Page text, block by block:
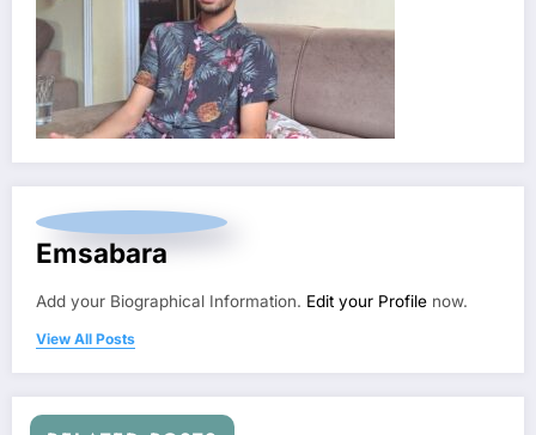
Emsabara
Add your Biographical Information. Edit your Profile now.
View All Posts